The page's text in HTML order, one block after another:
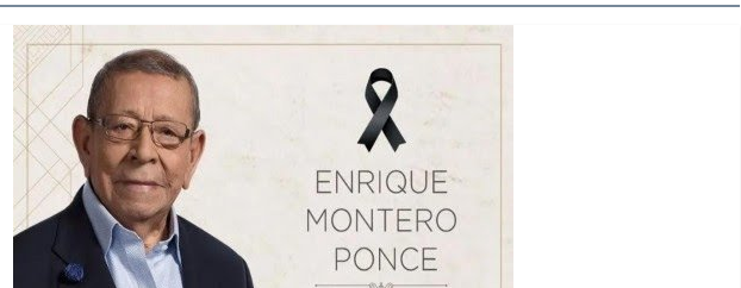
DE UNA MUJER ENAMORADA
hasta el último minuto